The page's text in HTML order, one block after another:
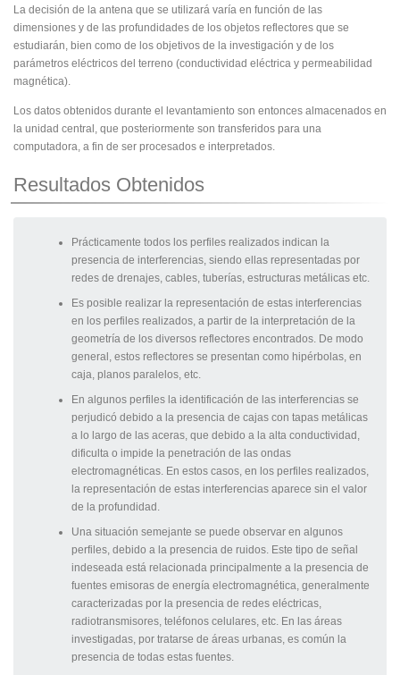
La decisión de la antena que se utilizará varía en función de las
dimensiones y de las profundidades de los objetos reflectores que se
estudiarán, bien como de los objetivos de la investigación y de los
parámetros eléctricos del terreno (conductividad eléctrica y permeabilidad
magnética).
Los datos obtenidos durante el levantamiento son entonces almacenados en
la unidad central, que posteriormente son transferidos para una
computadora, a fin de ser procesados e interpretados.
Resultados Obtenidos
Prácticamente todos los perfiles realizados indican la
presencia de interferencias, siendo ellas representadas por
redes de drenajes, cables, tuberías, estructuras metálicas etc.
Es posible realizar la representación de estas interferencias
en los perfiles realizados, a partir de la interpretación de la
geometría de los diversos reflectores encontrados. De modo
general, estos reflectores se presentan como hipérbolas, en
caja, planos paralelos, etc.
En algunos perfiles la identificación de las interferencias se
perjudicó debido a la presencia de cajas con tapas metálicas
a lo largo de las aceras, que debido a la alta conductividad,
dificulta o impide la penetración de las ondas
electromagnéticas. En estos casos, en los perfiles realizados,
la representación de estas interferencias aparece sin el valor
de la profundidad.
Una situación semejante se puede observar en algunos
perfiles, debido a la presencia de ruidos. Este tipo de señal
indeseada está relacionada principalmente a la presencia de
fuentes emisoras de energía electromagnética, generalmente
caracterizadas por la presencia de redes eléctricas,
radiotransmisores, teléfonos celulares, etc. En las áreas
investigadas, por tratarse de áreas urbanas, es común la
presencia de todas estas fuentes.